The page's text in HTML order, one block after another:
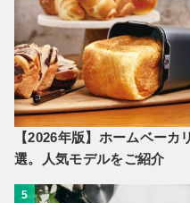
【2026年版】ホームベー
選。人気モデルをご紹介
5